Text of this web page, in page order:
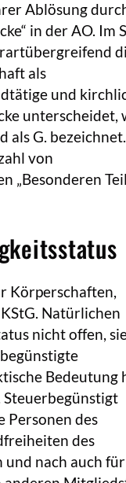
Ablösung
in der AO. Im
als
und
unterscheidet,
G.
von
„Besonderen
Körperschaften,
Natürlichen
nicht offen,
Bedeutung
Personen des
des
und nach auch für